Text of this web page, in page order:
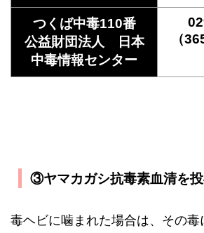
つくば中毒110番
公益財団法人 日本
中毒情報センター
（
③ヤマカガシ抗毒素血清を
毒ヘビに噛まれた場合は、その毒